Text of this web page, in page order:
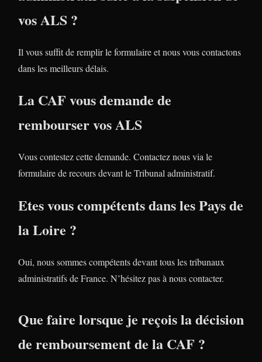
vos ALS ?
Il vous suffit de remplir le formulaire et nous vous contactons
dans les meilleurs délais.
La CAF vous demande de
rembourser vos ALS
Vous contestez cette demande. Contactez nous via le
formulaire de recours devant le Tribunal administratif.
Etes vous compétents dans les Pays de
la Loire ?
Oui, nous sommes compétents devant tous les tribunaux
administratifs de France. N’hésitez pas à nous contacter.
Que faire lorsque je reçois la décision
de remboursement de la CAF ?